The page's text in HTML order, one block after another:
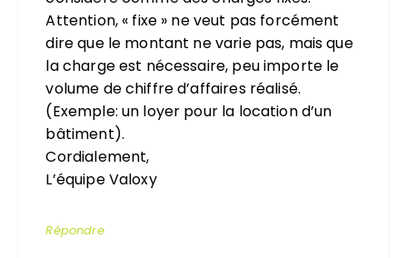
Attention, « fixe » ne veut pas forcément
dire que le montant ne varie pas, mais que
la charge est nécessaire, peu importe le
volume de chiffre d’affaires réalisé.
(Exemple: un loyer pour la location d’un
bâtiment).
Cordialement,
L’équipe Valoxy
Répondre